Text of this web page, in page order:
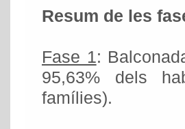
Resum de les
Fase 1:
95,63% dels
famílies).